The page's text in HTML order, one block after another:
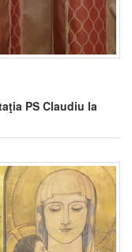
PS Claudiu la